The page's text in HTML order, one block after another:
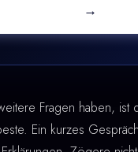
→
Fragen haben, ist
Ein kurzes